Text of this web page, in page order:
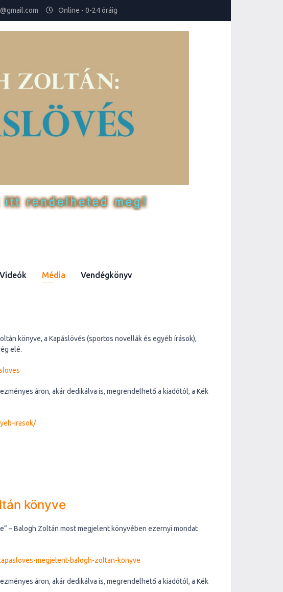
Online - 0-24 óráig
Videók Média Vendégkönyv
könyve, a Kapáslövés (sportos novellák és egyéb írások),
elé.
áron, akár dedikálva is, megrendelhető a kiadótól, a Kék
irasok/
könyve
– Balogh Zoltán most megjelent könyvében ezernyi mondat
megjelent-balogh-zoltan-konyve
áron, akár dedikálva is, megrendelhető a kiadótól, a Kék